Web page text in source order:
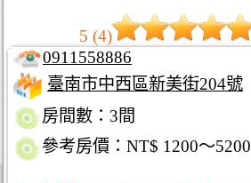
5 (4)
0911558886
臺南市中西區新美街204號
房間數：3間
參考房價：NT$ 1200～5200